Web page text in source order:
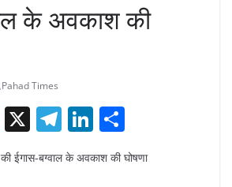
के अवकाश की
Pahad Times
Pi
nt
er
X T
el
e
Li
k
h
ar
ईगास-बग्वाल के अवकाश की घोषणा